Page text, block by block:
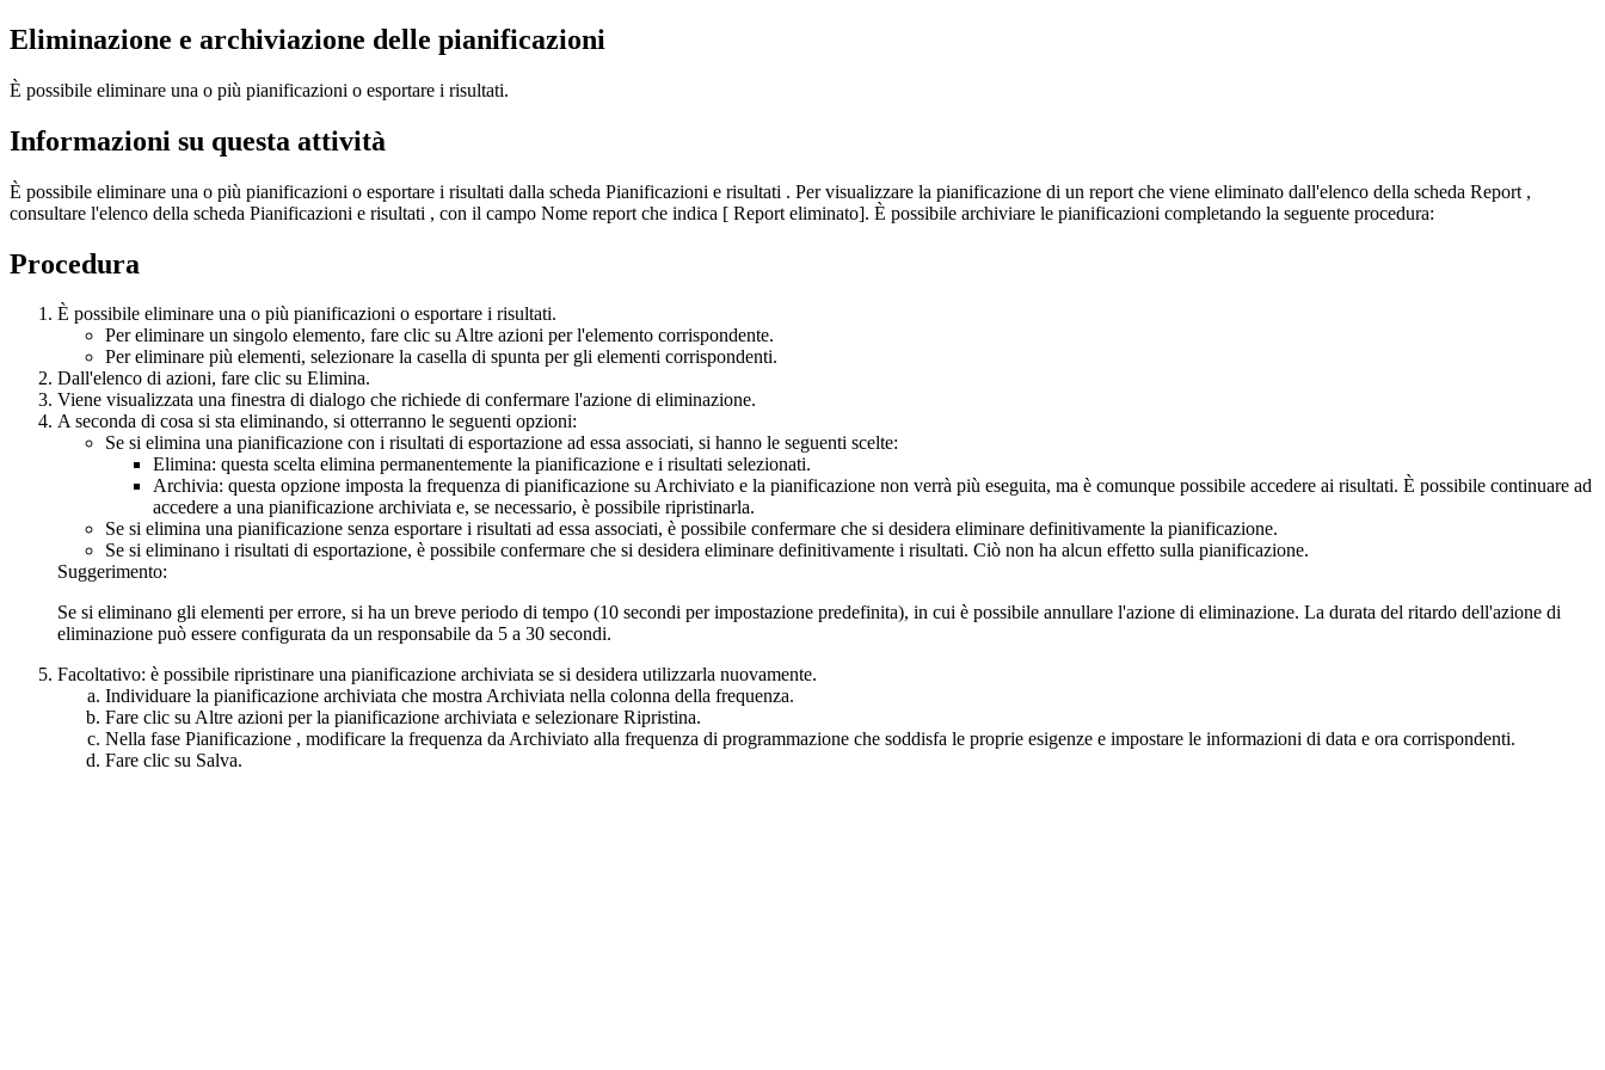
Eliminazione e archiviazione delle pianificazioni
È possibile eliminare una o più pianificazioni o esportare i risultati.
Informazioni su questa attività
È possibile eliminare una o più pianificazioni o esportare i risultati dalla scheda Pianificazioni e risultati . Per visualizzare la pianificazione di un report che viene eliminato dall'elenco della scheda Report ,
consultare l'elenco della scheda Pianificazioni e risultati , con il campo Nome report che indica [ Report eliminato]. È possibile archiviare le pianificazioni completando la seguente procedura:
Procedura
È possibile eliminare una o più pianificazioni o esportare i risultati.
Per eliminare un singolo elemento, fare clic suAltre azioni per l'elemento corrispondente.
Per eliminare più elementi, selezionare la casella di spunta per gli elementi corrispondenti.
Dall'elenco di azioni, fare clic su Elimina.
Viene visualizzata una finestra di dialogo che richiede di confermare l'azione di eliminazione.
A seconda di cosa si sta eliminando, si otterranno le seguenti opzioni:
Se si elimina una pianificazione con i risultati di esportazione ad essa associati, si hanno le seguenti scelte:
Elimina: questa scelta elimina permanentemente la pianificazione e i risultati selezionati.
Archivia: questa opzione imposta la frequenza di pianificazione suArchiviato e la pianificazione non verrà più eseguita, ma è comunque possibile accedere ai risultati. È possibile continuare ad
accedere a una pianificazione archiviata e, se necessario, è possibile ripristinarla.
Se si elimina una pianificazione senza esportare i risultati ad essa associati, è possibile confermare che si desidera eliminare definitivamente la pianificazione.
Se si eliminano i risultati di esportazione, è possibile confermare che si desidera eliminare definitivamente i risultati. Ciò non ha alcun effetto sulla pianificazione.
Suggerimento:
Se si eliminano gli elementi per errore, si ha un breve periodo di tempo (10 secondi per impostazione predefinita), in cui è possibile annullare l'azione di eliminazione. La durata del ritardo dell'azione di
eliminazione può essere configurata da un responsabile da 5 a 30 secondi.
Facoltativo: è possibile ripristinare una pianificazione archiviata se si desidera utilizzarla nuovamente.
Individuare la pianificazione archiviata che mostraArchiviata nella colonna della frequenza.
Fare clic suAltre azioni per la pianificazione archiviata e selezionare Ripristina.
Nella fase Pianificazione , modificare la frequenza daArchiviato alla frequenza di programmazione che soddisfa le proprie esigenze e impostare le informazioni di data e ora corrispondenti.
Fare clic su Salva.